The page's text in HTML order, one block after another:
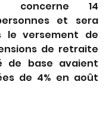
concerne 14
et sera
le versement de
de retraite
de base avaient
de 4% en août